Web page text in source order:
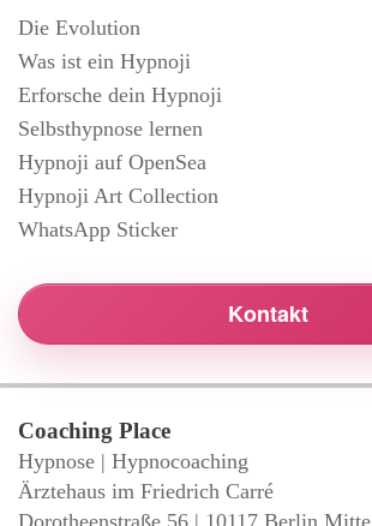
Die Evolution
Was ist ein Hypnoji
Erforsche dein Hypnoji
Selbsthypnose lernen
Hypnoji auf OpenSea
Hypnoji Art Collection
WhatsApp Sticker
Kontakt
Coaching Place
Hypnose | Hypnocoaching
Ärztehaus im Friedrich Carré